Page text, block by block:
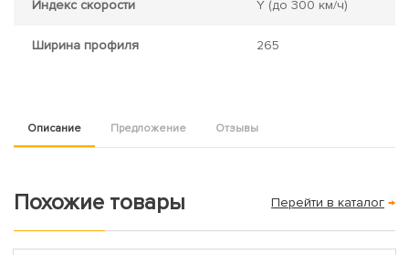
Индекс скорости Y (до 300 км/ч)
Ширина профиля 265
Описание Предложение Отзывы
Похожие товары Перейти в каталог →